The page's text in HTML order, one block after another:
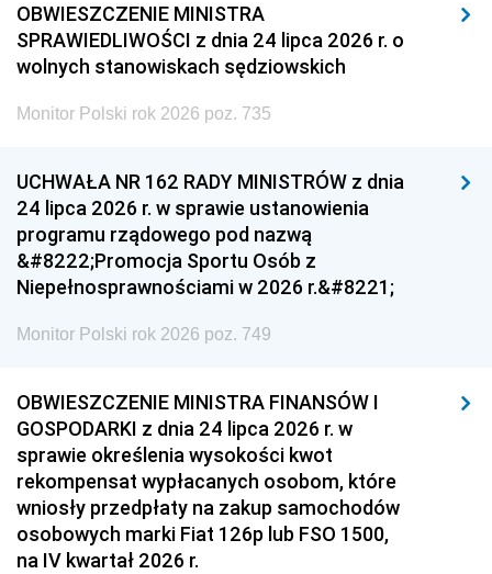
OBWIESZCZENIE MINISTRA
SPRAWIEDLIWOŚCI z dnia 24 lipca 2026 r. o
wolnych stanowiskach sędziowskich
Monitor Polski rok 2026 poz. 735
UCHWAŁA NR 162 RADY MINISTRÓW z dnia
24 lipca 2026 r. w sprawie ustanowienia
programu rządowego pod nazwą
&#8222;Promocja Sportu Osób z
Niepełnosprawnościami w 2026 r.&#8221;
Monitor Polski rok 2026 poz. 749
OBWIESZCZENIE MINISTRA FINANSÓW I
GOSPODARKI z dnia 24 lipca 2026 r. w
sprawie określenia wysokości kwot
rekompensat wypłacanych osobom, które
wniosły przedpłaty na zakup samochodów
osobowych marki Fiat 126p lub FSO 1500,
na IV kwartał 2026 r.